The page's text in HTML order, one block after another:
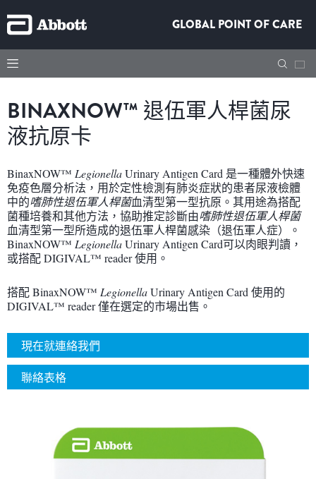
GLOBAL POINT OF CARE
BINAXNOW™ 退伍軍人桿菌尿
液抗原卡
BinaxNOW™ LegionellaUrinary Antigen Card 是一種體外快速
免疫色層分析法，用於定性檢測有肺炎症狀的患者尿液檢體
中的嗜肺性退伍軍人桿菌血清型第一型抗原。其用途為搭配
菌種培養和其他方法，協助推定診斷由嗜肺性退伍軍人桿菌
血清型第一型所造成的退伍軍人桿菌感染（退伍軍人症）。
BinaxNOW™ LegionellaUrinary Antigen Card可以肉眼判讀，
或搭配 DIGIVAL™ reader 使用。
搭配 BinaxNOW™ LegionellaUrinary Antigen Card 使用的
DIGIVAL™ reader 僅在選定的市場出售。
現在就連絡我們
聯絡表格